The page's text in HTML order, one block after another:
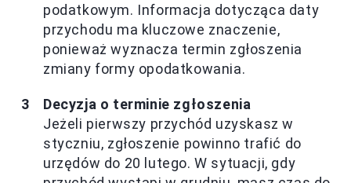
podatkowym. Informacja dotycząca daty
przychodu ma kluczowe znaczenie,
ponieważ wyznacza termin zgłoszenia
zmiany formy opodatkowania.
Decyzja o terminie zgłoszenia
Jeżeli pierwszy przychód uzyskasz w
styczniu, zgłoszenie powinno trafić do
urzędów do 20 lutego. W sytuacji, gdy